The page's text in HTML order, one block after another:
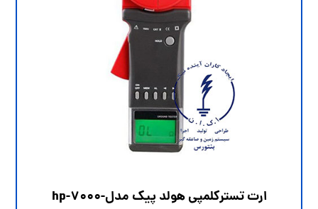
ارت تسترکلمپی هولد پیک مدل-hp-7000